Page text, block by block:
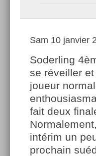
Sam 10 janvier
Soderling
se réveiller
joueur
fait deux
intérim un
prochain